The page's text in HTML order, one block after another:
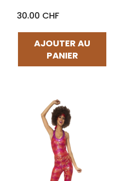
30.00 CHF
AJOUTER AU
PANIER